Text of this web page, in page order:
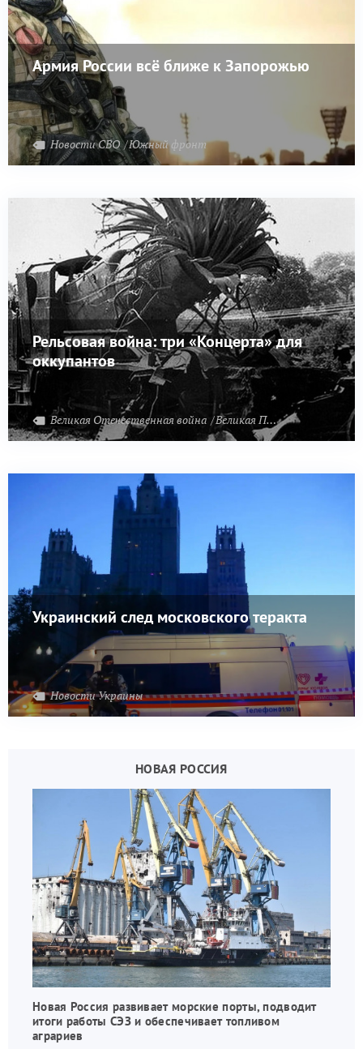
Армия России всё ближе к Запорожью
Новости СВО Южный фронт
Рельсовая война: три «Концерта» для
оккупантов
Великая Отечественная война Великая Победа
Украинский след московского теракта
Новости Украины
НОВАЯ РОССИЯ
Новая Россия развивает морские порты, подводит
итоги работы СЭЗ и обеспечивает топливом
аграриев